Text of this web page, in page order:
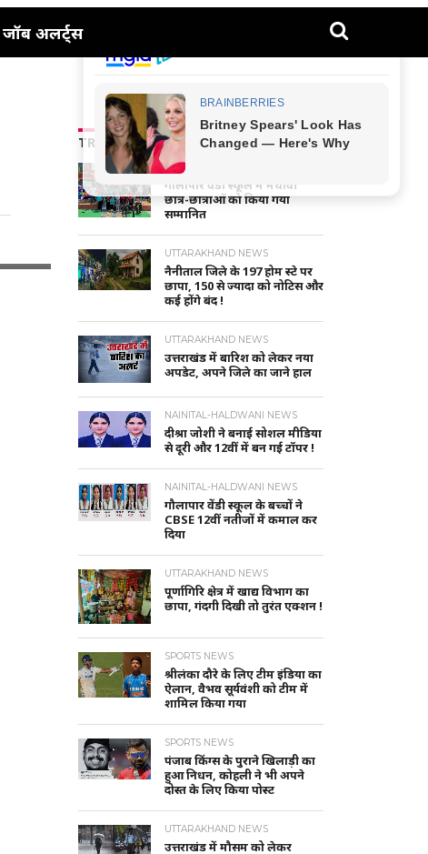
जॉब अलर्ट्स
TRENDING NEWS
NAINITAL-HALDWANI NEWS
गौलापार वैंडी स्कूल में मेधावी
छात्र-छात्राओं को किया गया
सम्मानित
UTTARAKHAND NEWS
नैनीताल जिले के 197 होम स्टे पर
छापा, 150 से ज्यादा को नोटिस और
कई होंगे बंद !
UTTARAKHAND NEWS
उत्तराखंड में बारिश को लेकर नया
अपडेट, अपने जिले का जाने हाल
NAINITAL-HALDWANI NEWS
दीश्रा जोशी ने बनाई सोशल मीडिया
से दूरी और 12वीं में बन गई टॉपर !
NAINITAL-HALDWANI NEWS
गौलापार वेंडी स्कूल के बच्चों ने
CBSE 12वीं नतीजों में कमाल कर
दिया
UTTARAKHAND NEWS
पूर्णागिरि क्षेत्र में खाद्य विभाग का
छापा, गंदगी दिखी तो तुरंत एक्शन !
SPORTS NEWS
श्रीलंका दौरे के लिए टीम इंडिया का
ऐलान, वैभव सूर्यवंशी को टीम में
शामिल किया गया
SPORTS NEWS
पंजाब किंग्स के पुराने खिलाड़ी का
हुआ निधन, कोहली ने भी अपने
दोस्त के लिए किया पोस्ट
UTTARAKHAND NEWS
उत्तराखंड में मौसम को लेकर